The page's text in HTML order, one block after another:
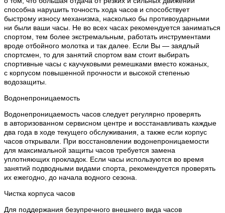
способна нарушить точность хода часов и способствует
быстрому износу механизма, насколько бы противоударными
ни были ваши часы. Не во всех часах рекомендуется заниматься
спортом, тем более экстремальным, работать инструментами
вроде отбойного молотка и так далее. Если Вы — заядлый
спортсмен, то для занятий спортом вам стоит выбирать
спортивные часы с каучуковыми ремешками вместо кожаных,
с корпусом повышенной прочности и высокой степенью
водозащиты.
Водонепроницаемость
Водонепроницаемость часов следует регулярно проверять
в авторизованном сервисном центре и восстанавливать каждые
два года в ходе текущего обслуживания, а также если корпус
часов открывали. При восстановлении водонепроницаемости
для максимальной защиты часов требуется замена
уплотняющих прокладок. Если часы используются во время
занятий подводными видами спорта, рекомендуется проверять
их ежегодно, до начала водного сезона.
Чистка корпуса часов
Для поддержания безупречного внешнего вида часов